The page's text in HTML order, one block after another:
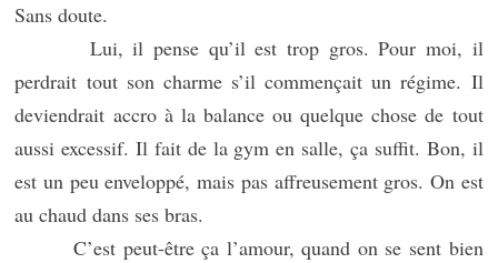
Sans doute.
Lui, il pense qu’il est trop gros. Pour moi, il
perdrait tout son charme s’il commençait un régime. Il
deviendrait accro à la balance ou quelque chose de tout
aussi excessif. Il fait de la gym en salle, ça suffit. Bon, il
est un peu enveloppé, mais pas affreusement gros. On est
au chaud dans ses bras.
C’est peut-être ça l’amour, quand on se sent bien